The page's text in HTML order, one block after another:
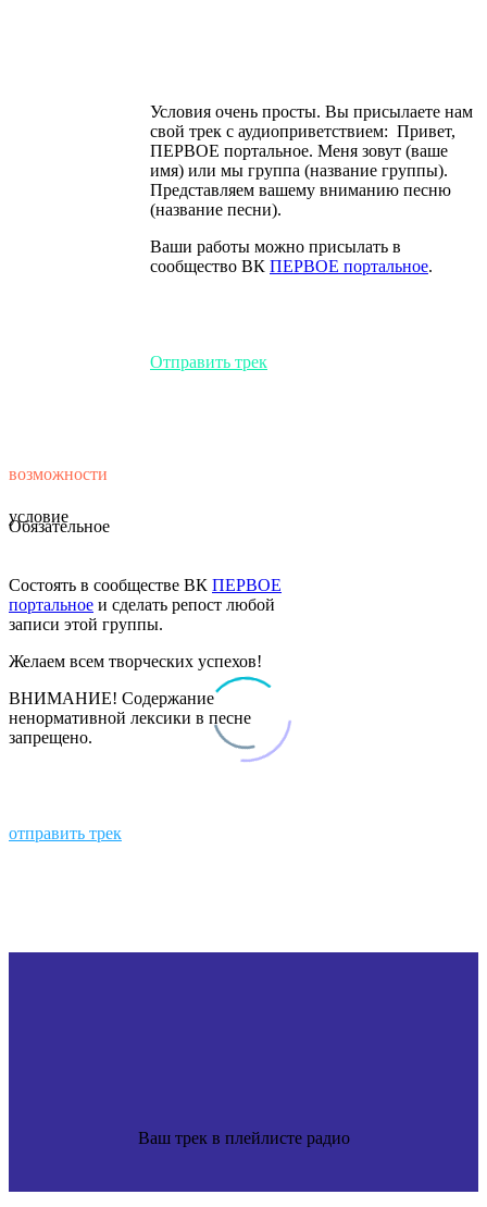
Условия очень просты. Вы присылаете нам
свой трек с аудиоприветствием: Привет,
ПЕРВОЕ портальное. Меня зовут (ваше
имя) или мы группа (название группы).
Представляем вашему вниманию песню
(название песни).
Ваши работы можно присылать в
сообщество ВК ПЕРВОЕ портальное.
Отправить трек
возможности
Обязательное
условие
Состоять в сообществе ВК ПЕРВОЕ
портальное и сделать репост любой
записи этой группы.
Желаем всем творческих успехов!
ВНИМАНИЕ! Содержание
ненормативной лексики в песне
запрещено.
отправить трек
Ваш трек в плейлисте радио